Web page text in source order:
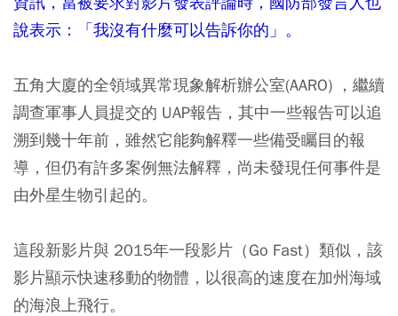
說表示：「我沒有什麼可以告訴你的」。
五角大廈的全領域異常現象解析辦公室(AARO) ，繼續
調查軍事人員提交的 UAP報告，其中一些報告可以追
溯到幾十年前，雖然它能夠解釋一些備受矚目的報
導，但仍有許多案例無法解釋，尚未發現任何事件是
由外星生物引起的。
這段新影片與 2015年一段影片（Go Fast）類似，該
影片顯示快速移動的物體，以很高的速度在加州海域
的海浪上飛行。